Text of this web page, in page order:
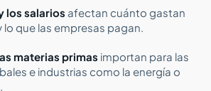
los salarios afectan cuánto gastan
lo que las empresas pagan.
materias primas importan para las
e industrias como la energía o